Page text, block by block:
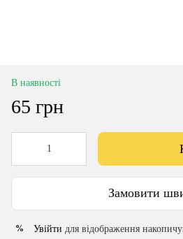
В наявності
65 грн
Замовити
% Увійти для відображення